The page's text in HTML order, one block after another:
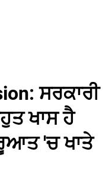
ਸਰਕਾਰੀ
ਖਾਸ ਹੈ
'ਚ ਖਾਤੇ